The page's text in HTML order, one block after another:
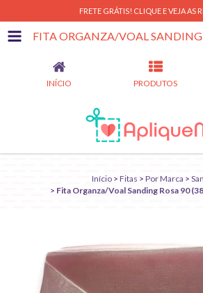
FRETE GRÁTIS! CLIQUE E VEJA AS
INÍCIO PRODUTOS
Início > Fitas > Por Marca >
> Fita Organza/Voal Sanding Rosa 90